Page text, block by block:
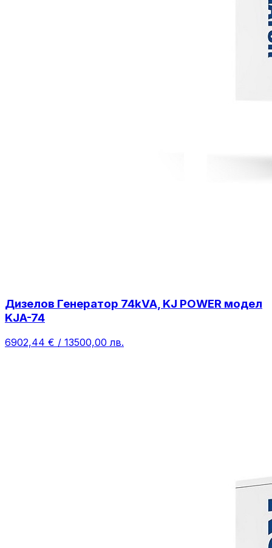
Дизелов Генератор 74kVA, KJ POWER модел
KJA-74
6902,44 € / 13500,00 лв.